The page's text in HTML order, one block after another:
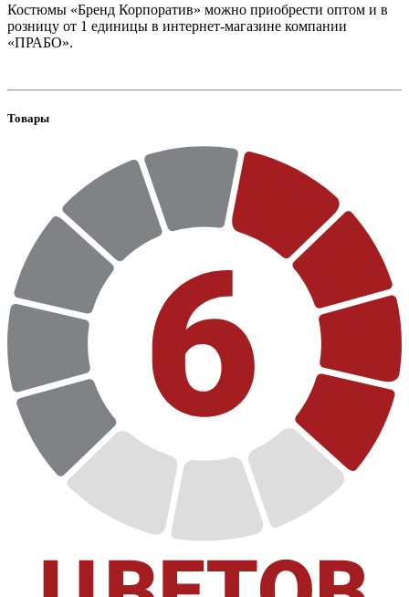
Костюмы «Бренд Корпоратив» можно приобрести оптом и в
розницу от 1 единицы в интернет-магазине компании
«ПРАБО».
Товары